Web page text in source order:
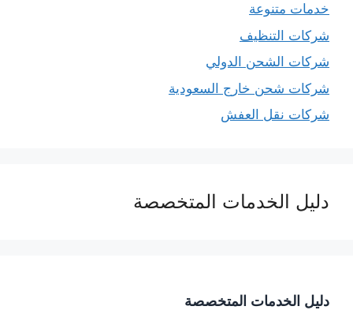
خدمات متنوعة
شركات التنظيف
شركات الشحن الدولي
شركات شحن خارج السعودية
شركات نقل العفش
دليل الخدمات المتخصصة
دليل الخدمات المتخصصة